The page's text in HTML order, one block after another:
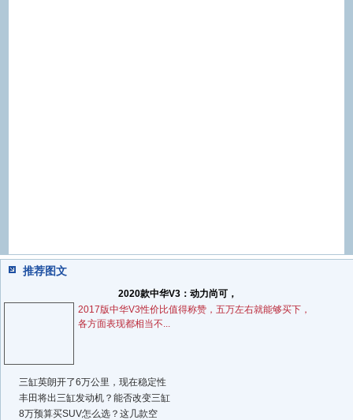
推荐图文
2020款中华V3：动力尚可，
2017版中华V3性价比值得称赞，五万左右就能够买下，
各方面表现都相当不...
三缸英朗开了6万公里，现在稳定性
丰田将出三缸发动机？能否改变三缸
8万预算买SUV怎么选？这几款空